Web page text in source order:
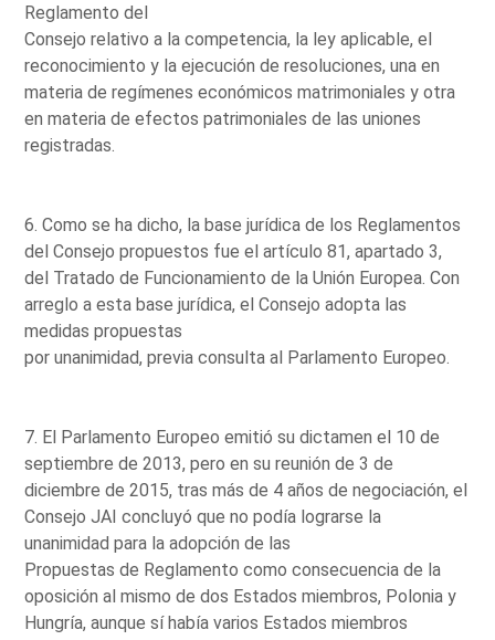
Reglamento del
Consejo relativo a la competencia, la ley aplicable, el
reconocimiento y la ejecución de resoluciones, una en
materia de regímenes económicos matrimoniales y otra
en materia de efectos patrimoniales de las uniones
registradas.
6. Como se ha dicho, la base jurídica de los Reglamentos
del Consejo propuestos fue el artículo 81, apartado 3,
del Tratado de Funcionamiento de la Unión Europea. Con
arreglo a esta base jurídica, el Consejo adopta las
medidas propuestas
por unanimidad, previa consulta al Parlamento Europeo.
7. El Parlamento Europeo emitió su dictamen el 10 de
septiembre de 2013, pero en su reunión de 3 de
diciembre de 2015, tras más de 4 años de negociación, el
Consejo JAI concluyó que no podía lograrse la
unanimidad para la adopción de las
Propuestas de Reglamento como consecuencia de la
oposición al mismo de dos Estados miembros, Polonia y
Hungría, aunque sí había varios Estados miembros